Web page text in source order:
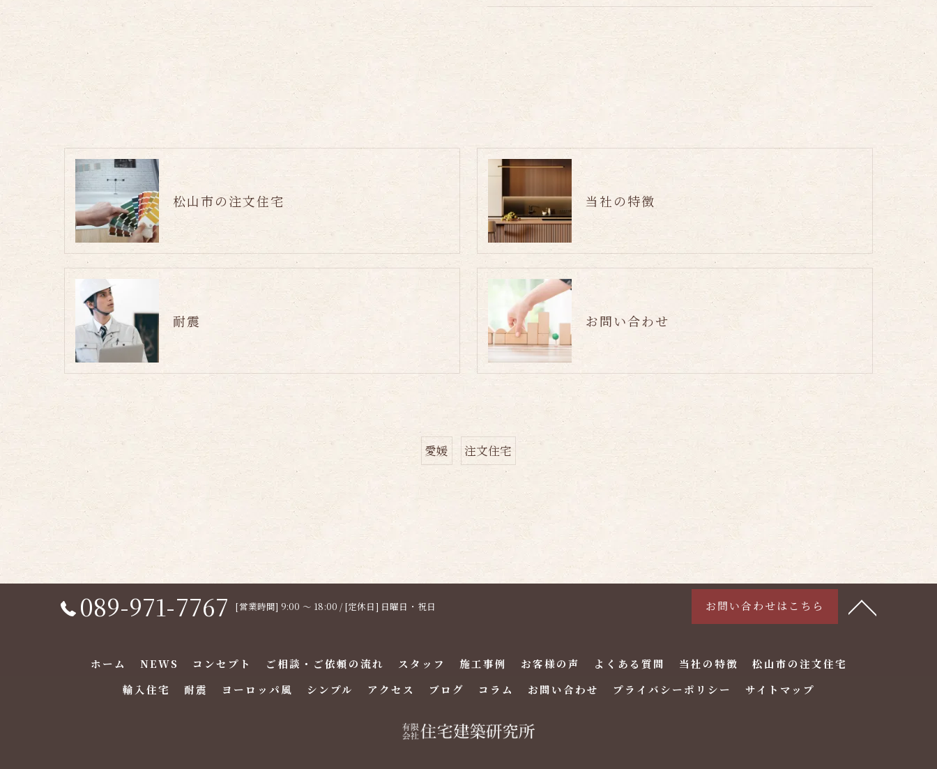
松山市の注文住宅 当社の特徴
耐震 お問い合わせ
愛媛 注文住宅
089-971-7767 [営業時間] 9:00 〜 18:00 / [定休日] 日曜日・祝日 お問い合わせはこちら
ホーム NEWS コンセプト ご相談・ご依頼の流れ スタッフ 施工事例 お客様の声 よくある質問 当社の特徴
松山市の注文住宅
輸入住宅
耐震 ヨーロッパ風 シンプル アクセス ブログ コラム お問い合わせ プライバシーポリシー サイトマップ